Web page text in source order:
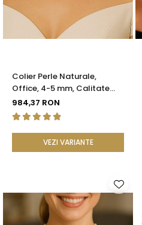
Colier Perle Naturale,
Office, 4-5 mm, Calitate
AAA, Aur 14K | KASKADDA®
984,37 RON
VEZI VARIANTE